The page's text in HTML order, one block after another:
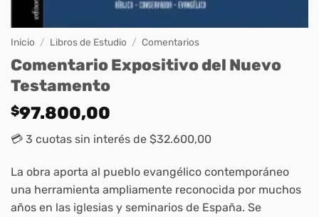
Inicio / Libros de Estudio / Comentarios
Comentario Expositivo del Nuevo
Testamento
$97.800,00
💳 3 cuotas sin interés de $32.600,00
La obra aporta al pueblo evangélico contemporáneo
una herramienta ampliamente reconocida por muchos
años en las iglesias y seminarios de España. Se